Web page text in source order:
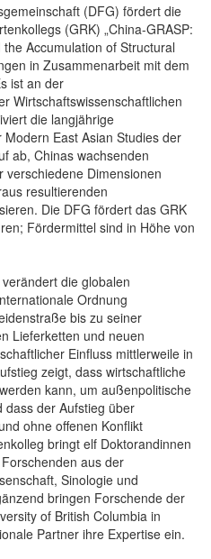
(DFG) fördert die
(GRK) „China-GRASP:
Accumulation of Structural
in Zusammenarbeit mit dem
ist an der
Wirtschaftswissenschaftlichen
die langjährige
East Asian Studies der
ab, Chinas wachsenden
verschiedene Dimensionen
resultierenden
Die DFG fördert das GRK
Fördermittel sind in Höhe von
die globalen
Ordnung
bis zu seiner
Lieferketten und neuen
Einfluss mittlerweile in
zeigt, dass wirtschaftliche
kann, um außenpolitische
dass der Aufstieg über
ohne offenen Konflikt
bringt elf Doktorandinnen
aus der
Sinologie und
bringen Forschende der
of British Columbia in
Partner ihre Expertise ein.